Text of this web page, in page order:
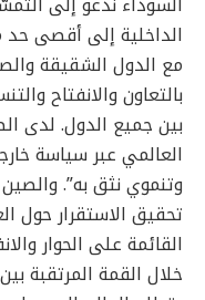
الداخلية إلى أقصى حد
مع الدول الشقيقة
بالتعاون والانفتاح
بين جميع الدول. لدى
العالمي عبر سياسة
وتنموي نثق به”.
تحقيق الاستقرار حول
القائمة على الحوار
خلال القمة المرتقبة